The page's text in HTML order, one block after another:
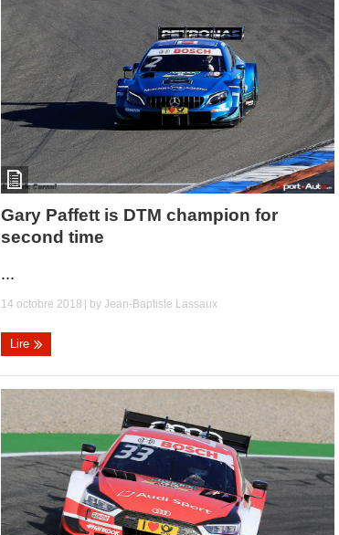
Gary Paffett is DTM champion for
second time
...
14 octobre 2018 | byJean-Baptiste Lassaux
Lire